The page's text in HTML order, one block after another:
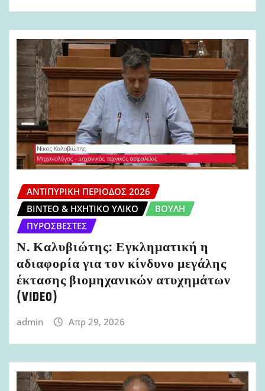
ΑΝΤΙΠΥΡΙΚΉ ΠΕΡΊΟΔΟΣ 2026
ΒΊΝΤΕΟ & ΗΧΗΤΙΚΌ ΥΛΙΚΌ
ΒΟΥΛΉ
ΠΥΡΟΣΒΈΣΤΕΣ
Ν. Καλυβιώτης: Εγκληματική η
αδιαφορία για τον κίνδυνο μεγάλης
έκτασης βιομηχανικών ατυχημάτων
(VIDEO)
admin Απρ 29, 2026